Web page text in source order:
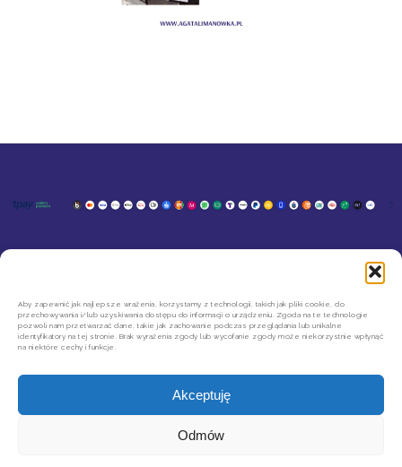
Aby zapewnić jak najlepsze wrażenia, korzystamy z technologii, takich jak pliki cookie, do
przechowywania i/lub uzyskiwania dostępu do informacji o urządzeniu. Zgoda na te technologie
pozwoli nam przetwarzać dane, takie jak zachowanie podczas przeglądania lub unikalne
identyfikatory na tej stronie. Brak wyrażenia zgody lub wycofanie zgody może niekorzystnie wpłynąć
na niektóre cechy i funkcje.
Akceptuję
Odmów
REGULAMIN SKLEPU
POLITYKA PRYWATNOŚCI
REGULAMIN NEWSLETTERA